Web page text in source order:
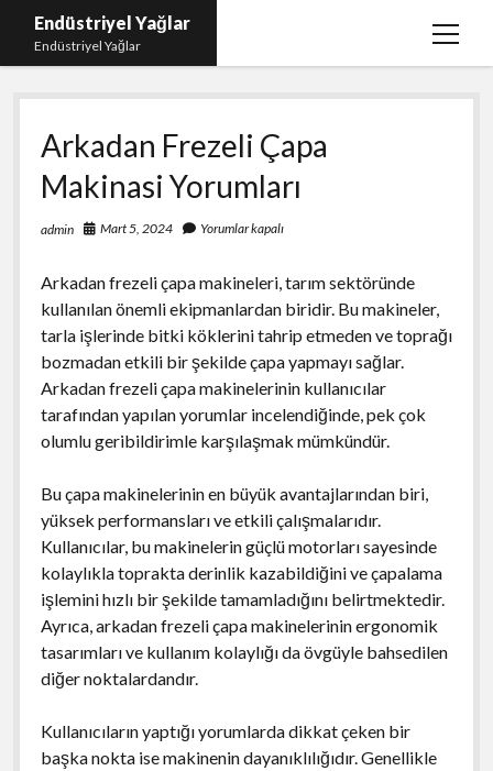
Endüstriyel Yağlar
Endüstriyel Yağlar
menüyü
Igtv Yorum Hilesi Ücretsiz
Instagram Gizli Hesap Görme Uygulamasız
Linkedin Beğeni Yükleme
Liste
Ücretsiz Şifresiz Twitter Beğeni Hilesi
Arkadan Frezeli Çapa
Makinasi Yorumları
admin Mart 5, 2024 Yorumlar kapalı
Arkadan frezeli çapa makineleri, tarım sektöründe
kullanılan önemli ekipmanlardan biridir. Bu makineler,
tarla işlerinde bitki köklerini tahrip etmeden ve toprağı
bozmadan etkili bir şekilde çapa yapmayı sağlar.
Arkadan frezeli çapa makinelerinin kullanıcılar
tarafından yapılan yorumlar incelendiğinde, pek çok
olumlu geribildirimle karşılaşmak mümkündür.
Bu çapa makinelerinin en büyük avantajlarından biri,
yüksek performansları ve etkili çalışmalarıdır.
Kullanıcılar, bu makinelerin güçlü motorları sayesinde
kolaylıkla toprakta derinlik kazabildiğini ve çapalama
işlemini hızlı bir şekilde tamamladığını belirtmektedir.
Ayrıca, arkadan frezeli çapa makinelerinin ergonomik
tasarımları ve kullanım kolaylığı da övgüyle bahsedilen
diğer noktalardandır.
Kullanıcıların yaptığı yorumlarda dikkat çeken bir
başka nokta ise makinenin dayanıklılığıdır. Genellikle